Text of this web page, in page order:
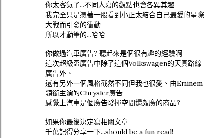
你太客氣了...不同人寫的觀點也會各異其趣
我完全只是憑著一股看到小正太結合自己最愛的星際
大戰而引發的衝動
所以才動筆的...哈哈
你做過汽車廣告? 聽起來是個很有趣的經驗啊
這次超級盃廣告中除了這個Volkswagen的天真路線
廣告外、
還有另外一個風格截然不同但我也很愛、由Eminem
領銜主演的Chrysler廣告
感覺上汽車是個廣告發揮空間還頗廣的商品?
如果你最後決定寫相關文章
千萬記得分享一下...should be a fun read!